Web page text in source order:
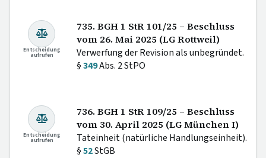
Entscheidung
aufrufen
735. BGH 1 StR 101/25 – Beschluss
vom 26. Mai 2025 (LG Rottweil)
Verwerfung der Revision als unbegründet.
§349Abs. 2 StPO
Entscheidung
aufrufen
736. BGH 1 StR 109/25 – Beschluss
vom 30. April 2025 (LG München I)
Tateinheit (natürliche Handlungseinheit).
§52StGB